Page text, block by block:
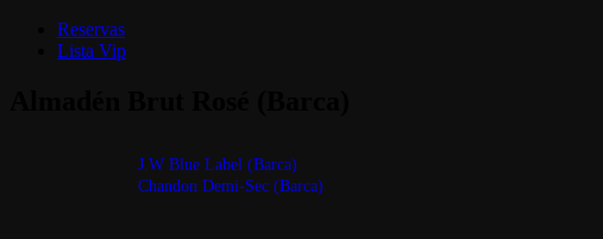
Reservas
Lista Vip
J.W Blue Label (Barca)
Chandon Demi-Sec (Barca)